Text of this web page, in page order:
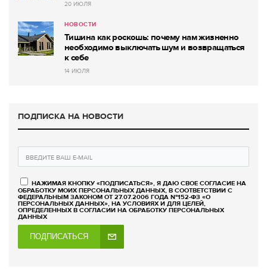
20 ИЮЛЯ
НОВОСТИ
Тишина как роскошь: почему нам жизненно
необходимо выключать шум и возвращаться
к себе
14 ИЮЛЯ
ПОДПИСКА НА НОВОСТИ
НАЖИМАЯ КНОПКУ «ПОДПИСАТЬСЯ», Я ДАЮ СВОЕ СОГЛАСИЕ НА
ОБРАБОТКУ МОИХ ПЕРСОНАЛЬНЫХ ДАННЫХ, В СООТВЕТСТВИИ С
ФЕДЕРАЛЬНЫМ ЗАКОНОМ ОТ 27.07.2006 ГОДА №152-ФЗ «О
ПЕРСОНАЛЬНЫХ ДАННЫХ», НА УСЛОВИЯХ И ДЛЯ ЦЕЛЕЙ,
ОПРЕДЕЛЕННЫХ В СОГЛАСИИ НА ОБРАБОТКУ ПЕРСОНАЛЬНЫХ
ДАННЫХ
ПОДПИСАТЬСЯ